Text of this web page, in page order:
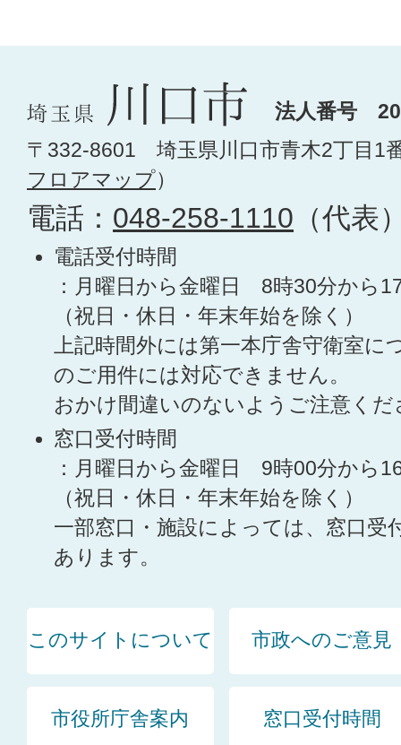
法人番号
〒332-8601 埼玉県川口市青木2丁目1
フロアマップ）
電話： 048-258-1110 （代表
電話受付時間
：月曜日から金曜日 8時30分から
（祝日・休日・年末年始を除く）
上記時間外には第一本庁舎守衛室に
のご用件には対応できません。
おかけ間違いのないようご注意くだ
窓口受付時間
：月曜日から金曜日 9時00分から
（祝日・休日・年末年始を除く）
一部窓口・施設によっては、窓口受
あります。
このサイトについて 市政へのご意見
市役所庁舎案内 窓口受付時間